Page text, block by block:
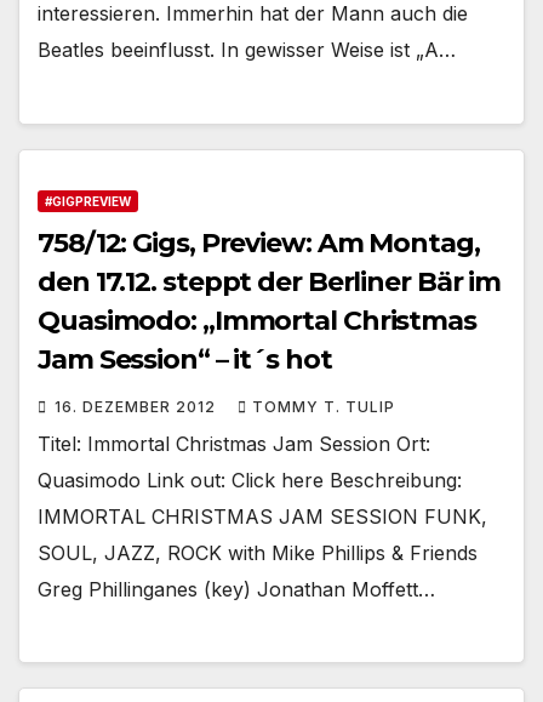
interessieren. Immerhin hat der Mann auch die
Beatles beeinflusst. In gewisser Weise ist „A…
#GIGPREVIEW
758/12: Gigs, Preview: Am Montag,
den 17.12. steppt der Berliner Bär im
Quasimodo: „Immortal Christmas
Jam Session“ – it´s hot
16. DEZEMBER 2012 TOMMY T. TULIP
Titel: Immortal Christmas Jam Session Ort:
Quasimodo Link out: Click here Beschreibung:
IMMORTAL CHRISTMAS JAM SESSION FUNK,
SOUL, JAZZ, ROCK with Mike Phillips & Friends
Greg Phillinganes (key) Jonathan Moffett…